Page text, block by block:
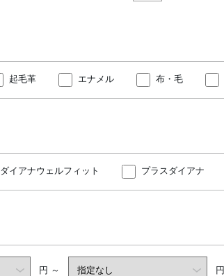
起毛革 エナメル 布・毛
ダイアナウェルフィット プラスダイアナ
円 ～ 円